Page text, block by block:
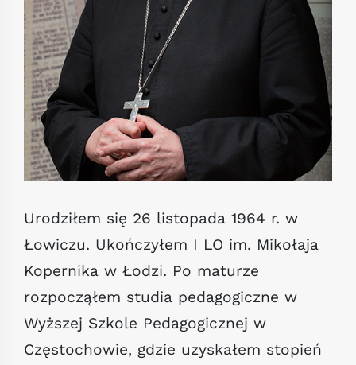
Urodziłem się 26 listopada 1964 r. w
Łowiczu. Ukończyłem I LO im. Mikołaja
Kopernika w Łodzi. Po maturze
rozpocząłem studia pedagogiczne w
Wyższej Szkole Pedagogicznej w
Częstochowie, gdzie uzyskałem stopień